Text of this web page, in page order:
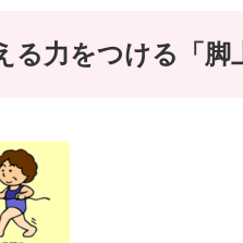
る力をつける「脚